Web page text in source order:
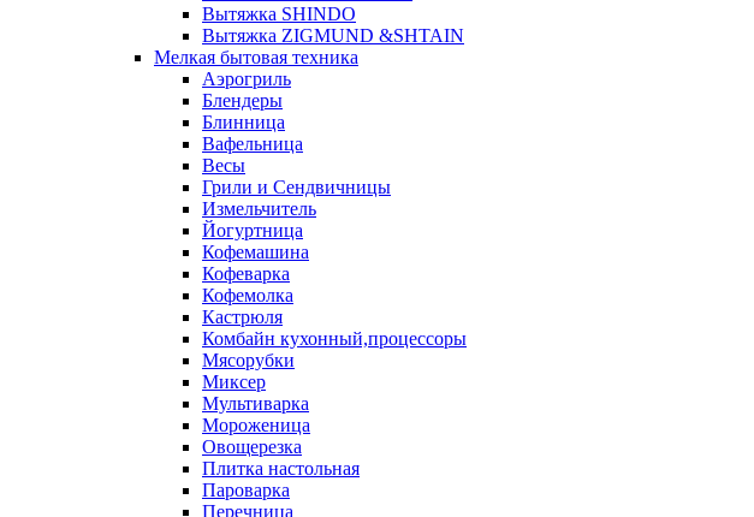
Вытяжка SHINDO
Вытяжка ZIGMUND &SHTAIN
Мелкая бытовая техника
Аэрогриль
Блендеры
Блинница
Вафельница
Весы
Грили и Сендвичницы
Измельчитель
Йогуртница
Кофемашина
Кофеварка
Кофемолка
Кастрюля
Комбайн кухонный,процессоры
Мясорубки
Миксер
Мультиварка
Мороженица
Овощерезка
Плитка настольная
Пароварка
Перечница